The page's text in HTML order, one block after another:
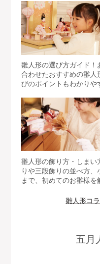
雛人形の選び方ガイド
合わせたおすすめの雛
びのポイントもわかりや
雛人形の飾り方・しま
りや三段飾りの並べ方
まで、初めてのお雛様を
雛人形コ
五月